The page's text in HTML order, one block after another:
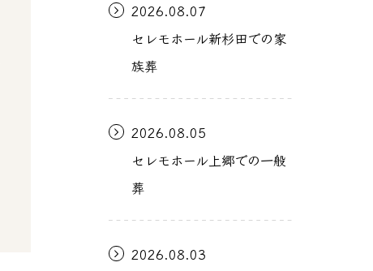
2026.08.07
セレモホール新杉田での家
族葬
2026.08.05
セレモホール上郷での一般
葬
2026.08.03